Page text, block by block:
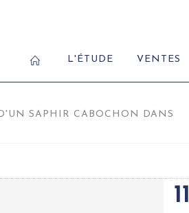
L'ÉTUDE VENTES
SAPHIR CABOCHON DANS
11